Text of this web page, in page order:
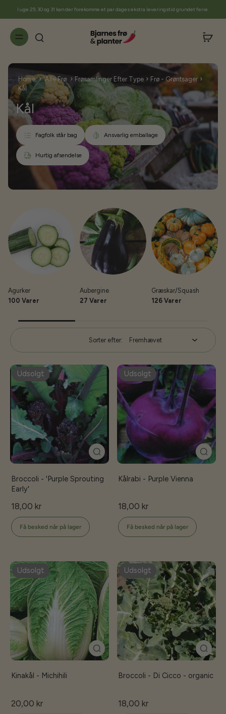
I uge 29, 30 og 31 kan der forekomme et par dages ekstra leveringstid grundet ferie.
Home › Alle Frø › Frøsamlinger Efter Type › Frø - Grøntsager ›
Kål
Kål
Fagfolk står bag Ansvarlig emballage
Hurtig afsendelse
Agurker
100 Varer
Aubergine
27 Varer
Græskar/Squash
126 Varer
Sorter efter:
Udsolgt
Broccoli - 'Purple Sprouting
Early'
18,00 kr
Få besked når på lager
Udsolgt
Kålrabi - Purple Vienna
18,00 kr
Få besked når på lager
Udsolgt
Kinakål - Michihili
20,00 kr
Udsolgt
Broccoli - Di Cicco - organic
18,00 kr